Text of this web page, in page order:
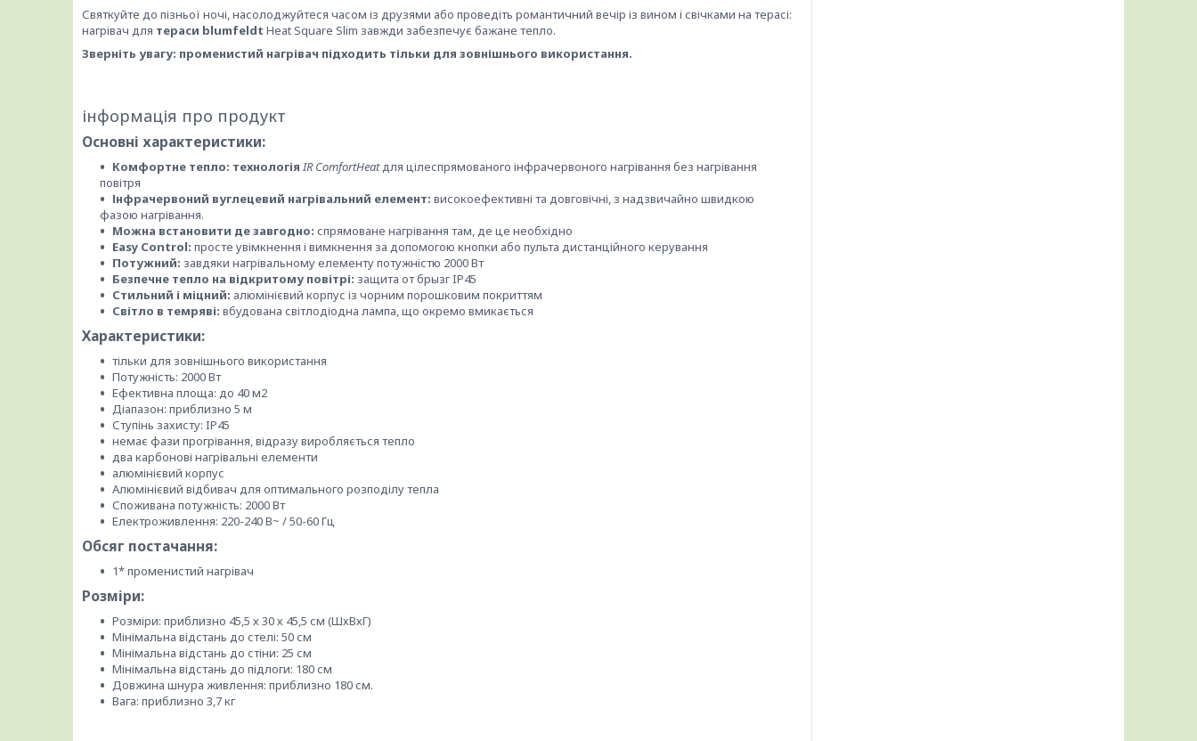
Святкуйте до пізньої ночі, насолоджуйтеся часом із друзями або проведіть романтичний вечір із вином і свічками на терасі:
нагрівач для тераси blumfeldt Heat Square Slim завжди забезпечує бажане тепло.
Зверніть увагу: променистий нагрівач підходить тільки для зовнішнього використання.
інформація про продукт
Основні характеристики:
Комфортне тепло: технологія IR ComfortHeatдля цілеспрямованого інфрачервоного нагрівання без нагрівання
повітря
Інфрачервоний вуглецевий нагрівальний елемент: високоефективні та довговічні, з надзвичайно швидкою
фазою нагрівання.
Можна встановити де завгодно: спрямоване нагрівання там, де це необхідно
Easy Control: просте увімкнення і вимкнення за допомогою кнопки або пульта дистанційного керування
Потужний: завдяки нагрівальному елементу потужністю 2000 Вт
Безпечне тепло на відкритому повітрі: защита от брызг IP45
Стильний і міцний: алюмінієвий корпус із чорним порошковим покриттям
Світло в темряві: вбудована світлодіодна лампа, що окремо вмикається
Характеристики:
тільки для зовнішнього використання
Потужність: 2000 Вт
Ефективна площа: до 40 м2
Діапазон: приблизно 5 м
Ступінь захисту: IP45
немає фази прогрівання, відразу виробляється тепло
два карбонові нагрівальні елементи
алюмінієвий корпус
Алюмінієвий відбивач для оптимального розподілу тепла
Споживана потужність: 2000 Вт
Електроживлення: 220-240 В~ / 50-60 Гц
Обсяг постачання:
1* променистий нагрівач
Розміри:
Розміри: приблизно 45,5 х 30 х 45,5 см (ШхВхГ)
Мінімальна відстань до стелі: 50 см
Мінімальна відстань до стіни: 25 см
Мінімальна відстань до підлоги: 180 см
Довжина шнура живлення: приблизно 180 см.
Вага: приблизно 3,7 кг